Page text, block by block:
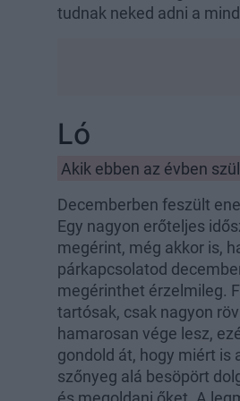
tudnak neked adni a
Ló
Akik ebben az évben
Decemberben feszült
Egy nagyon erőteljes
megérint, még akkor is,
párkapcsolatod
megérinthet érzelmileg.
tartósak, csak nagyon
hamarosan vége lesz,
gondold át, hogy miért is
szőnyeg alá besöpört